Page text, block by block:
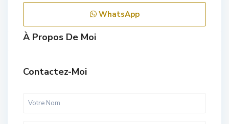
WhatsApp
À Propos De Moi
Contactez-Moi